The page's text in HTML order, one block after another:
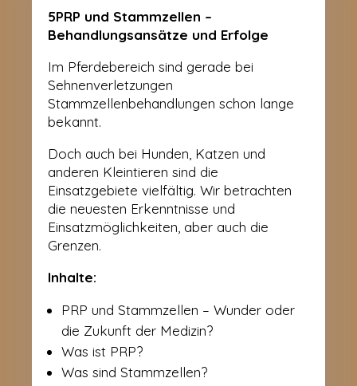
5PRP und Stammzellen –
Behandlungsansätze und Erfolge
Im Pferdebereich sind gerade bei
Sehnenverletzungen
Stammzellenbehandlungen schon lange
bekannt.
Doch auch bei Hunden, Katzen und
anderen Kleintieren sind die
Einsatzgebiete vielfältig. Wir betrachten
die neuesten Erkenntnisse und
Einsatzmöglichkeiten, aber auch die
Grenzen.
Inhalte:
PRP und Stammzellen – Wunder oder
die Zukunft der Medizin?
Was ist PRP?
Was sind Stammzellen?